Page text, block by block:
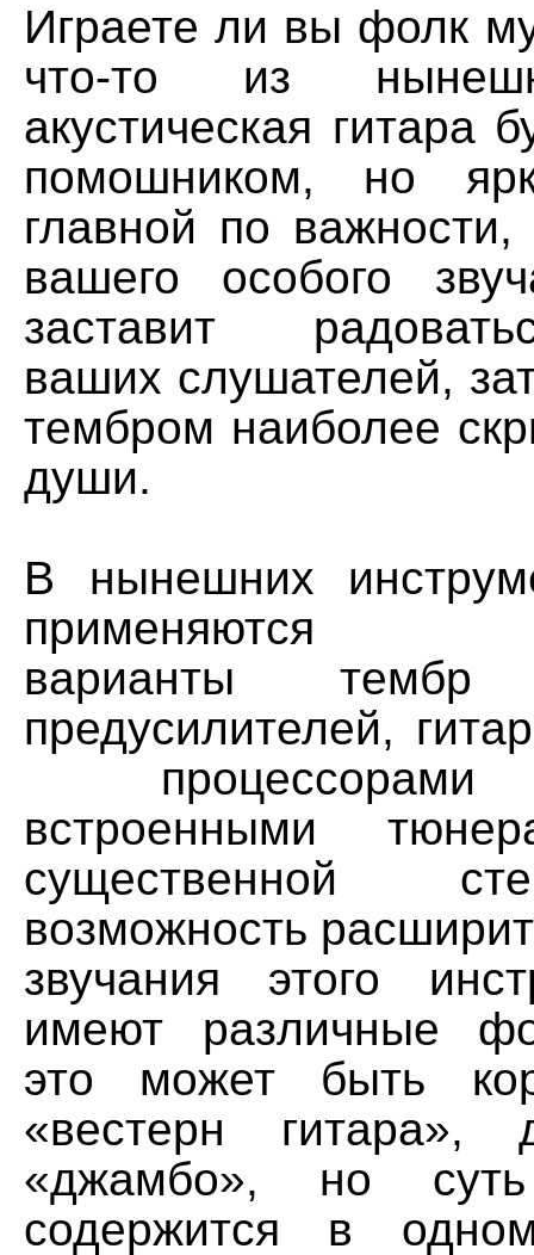
Играете ли вы фолк
что-то из
акустическая гитара
помошником, но
главной по
вашего особого
заставит
ваших слушателей,
тембром наиболее
души.
В нынешних
применяются
варианты
предусилителей,
процессорами
встроенными
существенной
возможность
звучания этого
имеют различные
это может быть
«вестерн гитара»,
«джамбо», но
содержится в